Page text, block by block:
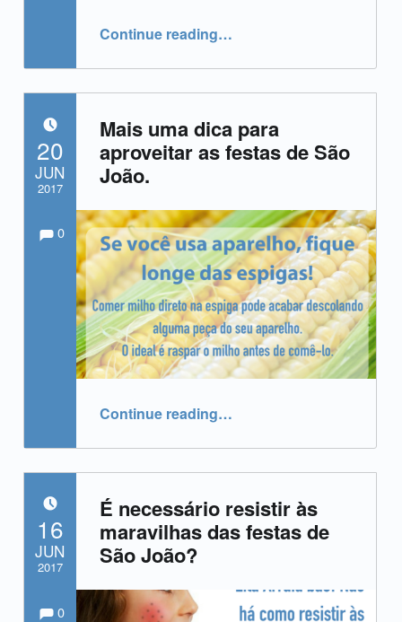
Continue reading…
Mais uma dica para
aproveitar as festas de São
João.
Continue reading“Mais uma dica para aproveitar as festas de São João.”
…
POSTED ON:
20
JUN
2017
Written by: Comments:
Comments:
0
É necessário resistir às
maravilhas das festas de
São João?
16
JUN
2017
Written by: Comments:
Comments:
0